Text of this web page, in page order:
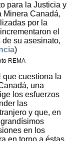
para la Justicia y
Minera Canadá,
por la
el
su asesinato,
)
REMA
que cuestiona la
una
los esfuerzos
las
y que, en
en los